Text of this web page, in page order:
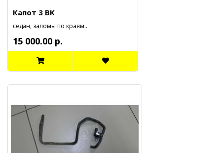
Капот 3 BK
седан, заломы по краям..
15 000.00 р.